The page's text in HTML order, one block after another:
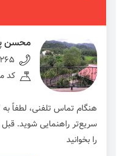
محسن
کد
سریع‌تر راهنمایی شوید.
را بخوانید